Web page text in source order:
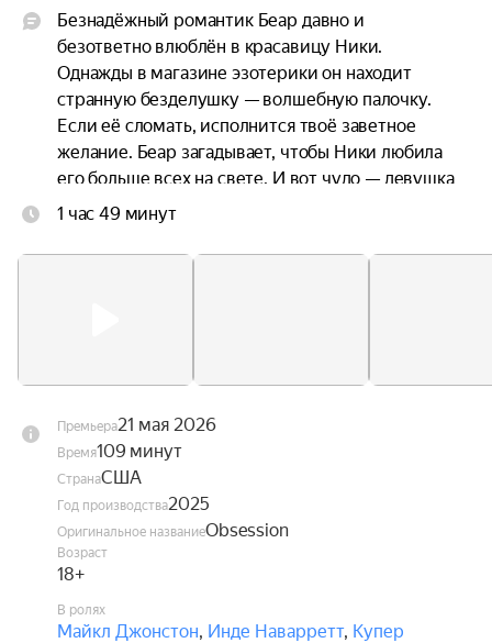
Безнадёжный романтик Беар давно и
безответно влюблён в красавицу Ники.
Однажды в магазине эзотерики он находит
странную безделушку — волшебную палочку.
Если её сломать, исполнится твоё заветное
желание. Беар загадывает, чтобы Ники любила
его больше всех на свете. И вот чудо — девушка
и правда в него влюбляется. Однако его счастью
одержима, а её знаки внимания становятся всё
1 час 49 минут
Премьера21 мая 2026
Время109 минут
СтранаСША
Год производства2025
Оригинальное названиеObsession
Возраст
18+
В ролях
Майкл Джонстон, Инде Наварретт, Купер